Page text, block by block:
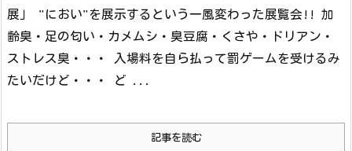
展」 "におい"を展示するという一風変わった展覧会!! 加
齢臭・足の匂い・カメムシ・臭豆腐・くさや・ドリアン・
ストレス臭・・・ 入場料を自ら払って罰ゲームを受けるみ
たいだけど・・・ ど ...
記事を読む